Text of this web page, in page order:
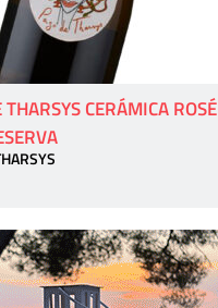
THARSYS CERÁMICA ROSÉ